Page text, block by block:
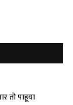
तो पाहूया